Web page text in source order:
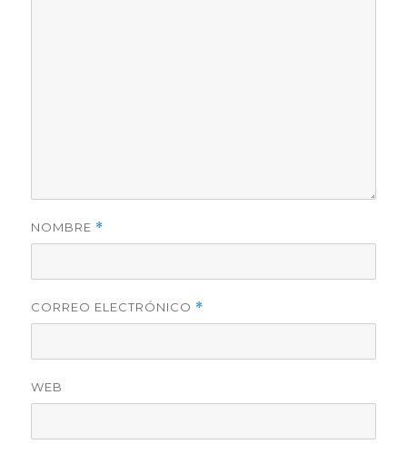
NOMBRE *
CORREO ELECTRÓNICO *
WEB